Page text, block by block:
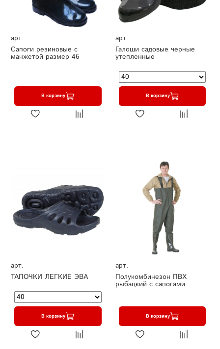
арт.
Сапоги резиновые с
манжетой размер 46
В корзину
арт.
Галоши садовые черные
утепленные
В корзину
арт.
ТАПОЧКИ ЛЕГКИЕ ЭВА
В корзину
арт.
Полукомбинезон ПВХ
рыбацкий с сапогами
В корзину